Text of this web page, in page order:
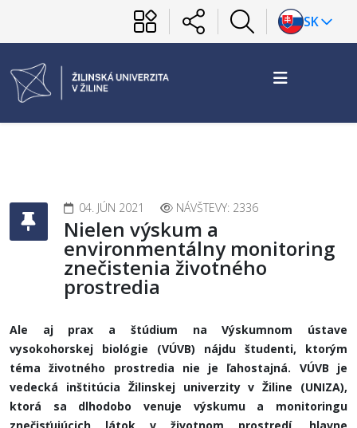
SK
04. JÚN 2021 NÁVŠTEVY: 2336
Nielen výskum a
environmentálny monitoring
znečistenia životného
prostredia
Ale aj prax a štúdium na Výskumnom ústave
vysokohorskej biológie (VÚVB) nájdu študenti, ktorým
téma životného prostredia nie je ľahostajná. VÚVB je
vedecká inštitúcia Žilinskej univerzity v Žiline (UNIZA),
ktorá sa dlhodobo venuje výskumu a monitoringu